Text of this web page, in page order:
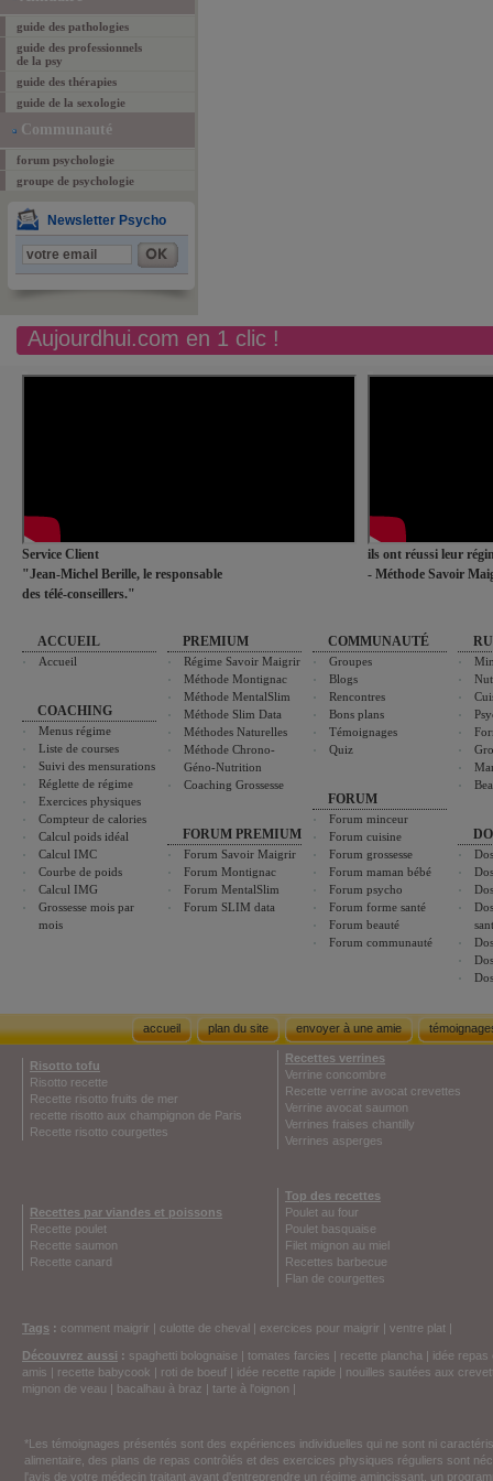
guide des pathologies
guide des professionnels
de la psy
guide des thérapies
guide de la sexologie
Communauté
forum psychologie
groupe de psychologie
Newsletter Psycho
Aujourdhui.com en 1 clic !
Service Client
"Jean-Michel Berille, le responsable
des télé-conseillers."
ils ont réussi leur
- Méthode Savoir
ACCUEIL
Accueil
COACHING
Menus régime
Liste de courses
Suivi des mensurations
Réglette de régime
Exercices physiques
Compteur de calories
Calcul poids idéal
Calcul IMC
Courbe de poids
Calcul IMG
Grossesse mois par
mois
PREMIUM
Régime Savoir Maigrir
Méthode Montignac
Méthode MentalSlim
Méthode Slim Data
Méthodes Naturelles
Méthode Chrono-
Géno-Nutrition
Coaching Grossesse
FORUM PREMIUM
Forum Savoir Maigrir
Forum Montignac
Forum MentalSlim
Forum SLIM data
COMMUNAUTÉ
Groupes
Blogs
Rencontres
Bons plans
Témoignages
Quiz
FORUM
Forum minceur
Forum cuisine
Forum grossesse
Forum maman bébé
Forum psycho
Forum forme santé
Forum beauté
Forum communauté
accueil plan du site envoyer à une amie
Risotto tofu
Risotto recette
Recette risotto fruits de mer
recette risotto aux champignon de Paris
Recette risotto courgettes
Recettes verrines
Verrine concombre
Recette verrine avocat crevettes
Verrine avocat saumon
Verrines fraises chantilly
Verrines asperges
Recettes par viandes et poissons
Recette poulet
Recette saumon
Recette canard
Top des recettes
Poulet au four
Poulet basquaise
Filet mignon au miel
Recettes barbecue
Flan de courgettes
Tags : comment maigrir | culotte de cheval | exercices pour maigrir | ventre plat |
Découvrez aussi : spaghetti bolognaise | tomates farcies | recette plancha | idée repas
amis | recette babycook | roti de boeuf | idée recette rapide | nouilles sautées aux
mignon de veau | bacalhau à braz | tarte à l'oignon |
*Les témoignages présentés sont des expériences individuelles qui ne sont ni
alimentaire, des plans de repas contrôlés et des exercices physiques réguliers sont
l'avis de votre médecin traitant avant d'entreprendre un régime amincissant, un